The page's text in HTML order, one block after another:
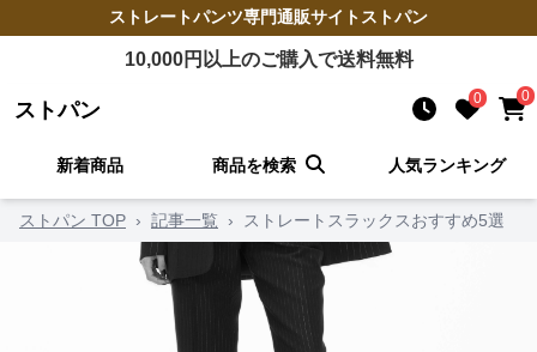
ストレートパンツ専門通販サイト ストパン
10,000円以上のご購入で送料無料
ストパン 0 0
新着商品 商品を検索 人気ランキング
ストパン TOP › 記事一覧 › ストレートスラックスおすすめ5選